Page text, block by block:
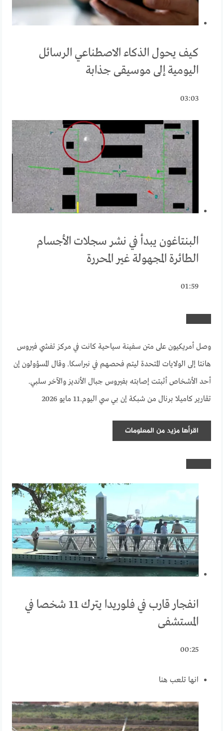
كيف يحول الذكاء الاصطناعي الرسائل
اليومية إلى موسيقى جذابة
03:03
البنتاغون يبدأ في نشر سجلات الأجسام
الطائرة المجهولة غير المحررة
01:59
وصل أمريكيون على متن سفينة سياحية كانت في مركز تفشي فيروس
هانتا إلى الولايات المتحدة ليتم فحصهم في نبراسكا. وقال المسؤولون إن
أحد الأشخاص أثبتت إصابته بفيروس جبال الأنديز والآخر سلبي.
تقارير كاميلا برنال من شبكة إن بي سي اليوم.11 مايو 2026
اقرأها مزيد من المعلومات
انفجار قارب في فلوريدا يترك 11 شخصا في
المستشفى
00:25
انها تلعب هنا